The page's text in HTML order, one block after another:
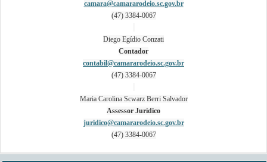
camara@camararodeio.sc.gov.br
(47) 3384-0067
Diego Egídio Conzati
Contador
contabil@camararodeio.sc.gov.br
(47) 3384-0067
Maria Carolina Scwarz Berri Salvador
Assessor Jurídico
juridico@camararodeio.sc.gov.br
(47) 3384-0067